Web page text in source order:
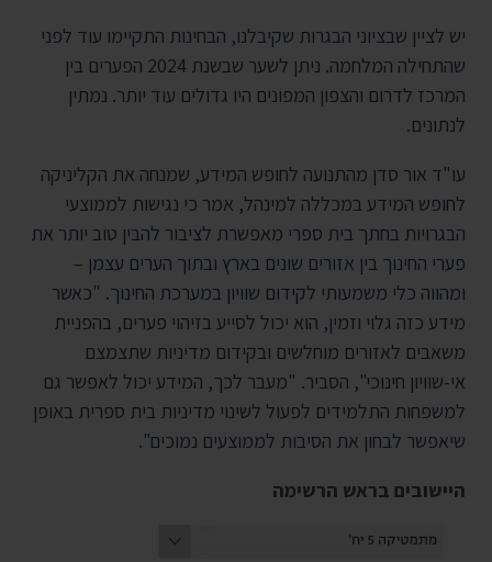
יש לציין שבציוני הבגרות שקיבלנו, הבחינות התקיימו עוד לפני
שהתחילה המלחמה. ניתן לשער שבשנת 2024 הפערים בין
המרכז לדרום והצפון המפונים היו גדולים עוד יותר. נמתין
לנתונים.
עו"ד אור סדן מהתנועה לחופש המידע, שמנחה את הקליניקה
לחופש המידע במכללה למינהל, אמר כי נגישות לממוצעי
הבגרויות בחתך בית ספרי מאפשרת לציבור להבין טוב יותר את
פערי החינוך בין אזורים שונים בארץ ובתוך הערים עצמן –
ומהווה כלי משמעותי לקידום שוויון במערכת החינוך. "כאשר
מידע כזה גלוי וזמין, הוא יכול לסייע בזיהוי פערים, בהפניית
משאבים לאזורים מוחלשים ובקידום מדיניות שתצמצם
אי-שוויון חינוכי", הסביר. "מעבר לכך, המידע יכול לאפשר גם
למשפחות התלמידים לפעול לשינוי מדיניות בית ספרית באופן
שיאפשר לבחון את הסיבות לממוצעים נמוכים".
היישובים בראש הרשימה